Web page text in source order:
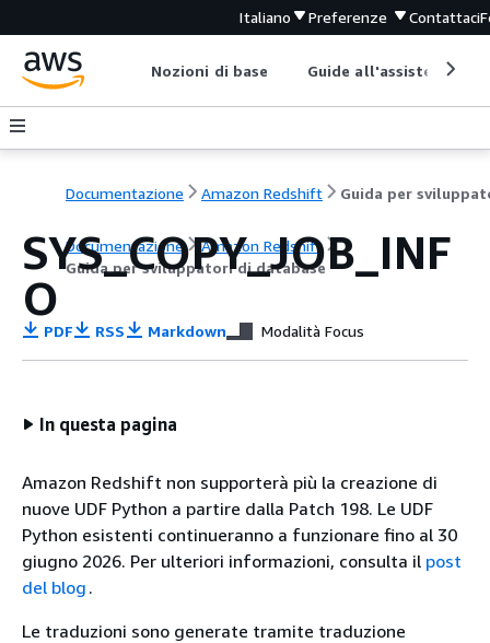
Italiano Preferenze Contattaci
Nozioni di base Guide all'assistenza
Documentazione Amazon Redshift
Documentazione
Amazon Redshift
Guida per sviluppatori di database
SYS_COPY_JOB_INF
O
PDF RSS Markdown Modalità Focus
In questa pagina
Amazon Redshift non supporterà più la creazione di
nuove UDF Python a partire dalla Patch 198. Le UDF
Python esistenti continueranno a funzionare fino al 30
giugno 2026. Per ulteriori informazioni, consulta il post
del blog .
Le traduzioni sono generate tramite traduzione